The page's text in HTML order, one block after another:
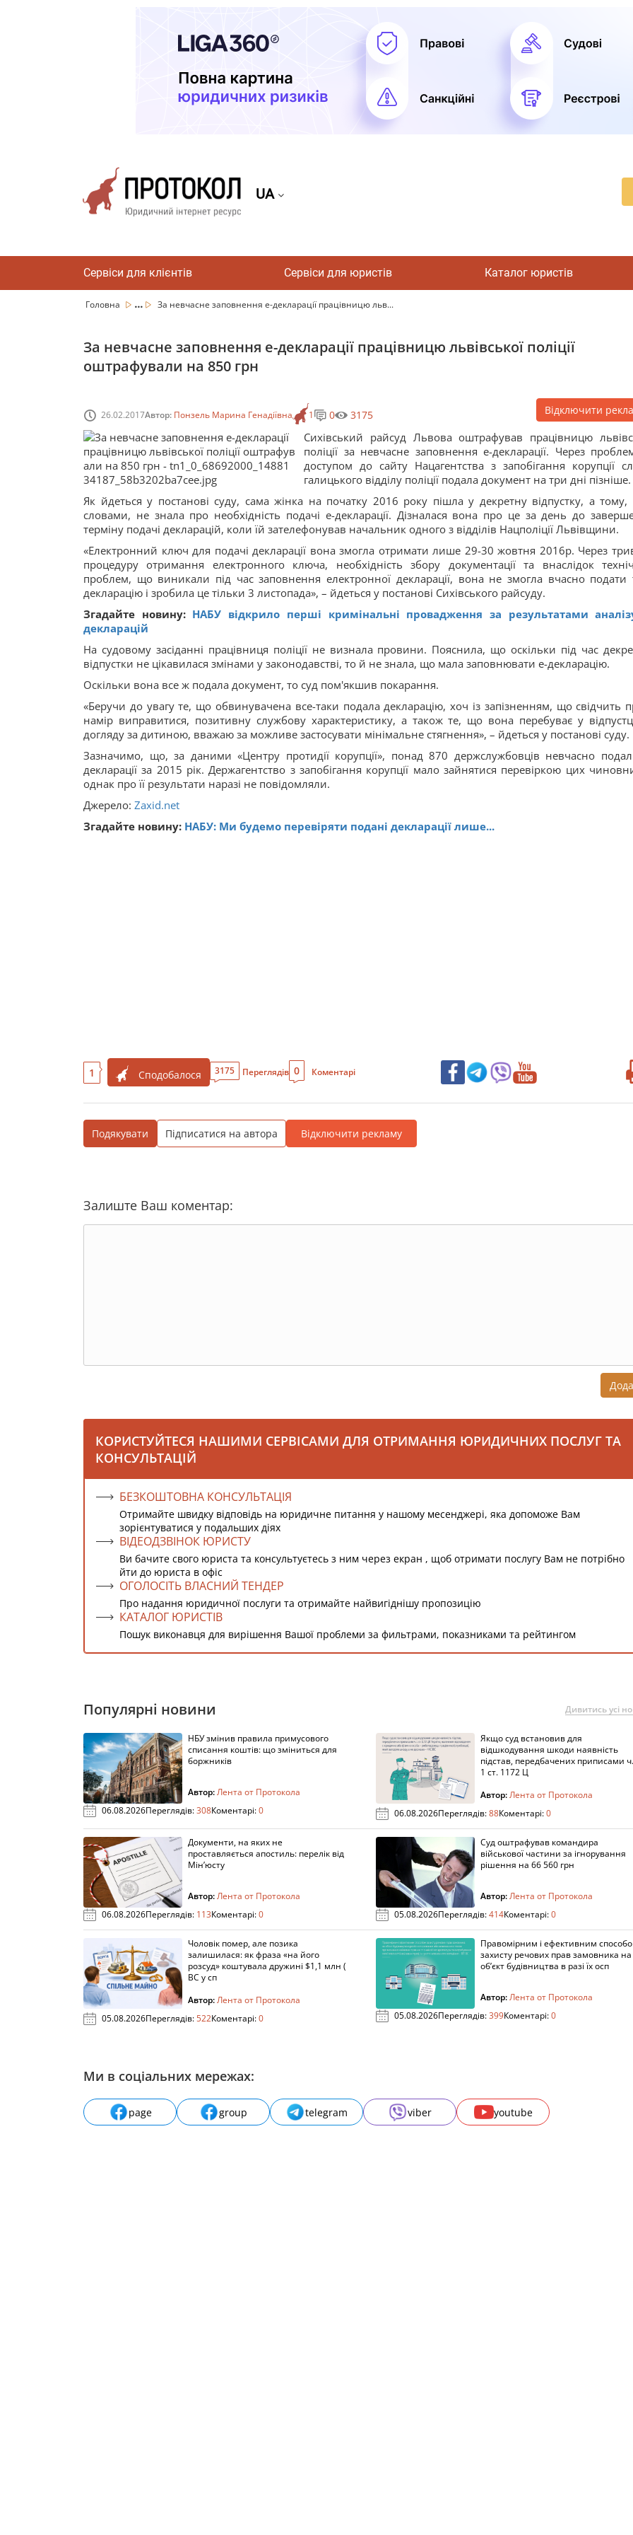
UA
Сервіси для клієнтів Сервіси для юристів Каталог юристів
Головна ... За невчасне заповнення е-декларації працівницю льв...
За невчасне заповнення е-декларації працівницю львівської поліції
оштрафували на 850 грн
26.02.2017Автор: Понзель Марина Генадіївна 1 0 3175 Відключити
Сихівський райсуд Львова оштрафував працівницю
поліції за невчасне заповнення е-декларації. Через
доступом до сайту Нацагентства з запобігання корупції
галицького відділу поліції подала документ на три дні пізніше.
Як йдеться у постанові суду, сама жінка на початку 2016 року пішла у декретну відпустку, а тому,
словами, не знала про необхідність подачі е-декларації. Дізналася вона про це за день до
терміну подачі декларацій, коли їй зателефонував начальник одного з відділів Нацполіції Львівщини.
«Електронний ключ для подачі декларації вона змогла отримати лише 29-30 жовтня 2016р. Через
процедуру отримання електронного ключа, необхідність збору документації та внаслідок
проблем, що виникали під час заповнення електронної декларації, вона не змогла вчасно подати
декларацію і зробила це тільки 3 листопада», – йдеться у постанові Сихівського райсуду.
Згадайте новину: НАБУ відкрило перші кримінальні провадження за результатами
декларацій
На судовому засіданні працівниця поліції не визнала провини. Пояснила, що оскільки під час
відпустки не цікавилася змінами у законодавстві, то й не знала, що мала заповнювати е-декларацію.
Оскільки вона все ж подала документ, то суд пом'якшив покарання.
«Беручи до увагу те, що обвинувачена все-таки подала декларацію, хоч із запізненням, що свідчить
намір виправитися, позитивну службову характеристику, а також те, що вона перебуває у
догляду за дитиною, вважаю за можливе застосувати мінімальне стягнення», – йдеться у постанові суду.
Зазначимо, що, за даними «Центру протидії корупції», понад 870 держслужбовців невчасно
декларації за 2015 рік. Держагентство з запобігання корупції мало зайнятися перевіркою цих
однак про її результати наразі не повідомляли.
Джерело: Zaxid.net
Згадайте новину: НАБУ: Ми будемо перевіряти подані декларації лише...
1 Сподобалося 3175 Переглядів 0 Коментарі
Подякувати Підписатися на автора Відключити рекламу
Залиште Ваш коментар:
КОРИСТУЙТЕСЯ НАШИМИ СЕРВІСАМИ ДЛЯ ОТРИМАННЯ ЮРИДИЧНИХ ПОСЛУГ ТА
КОНСУЛЬТАЦІЙ
БЕЗКОШТОВНА КОНСУЛЬТАЦІЯ
Отримайте швидку відповідь на юридичне питання у нашому месенджері, яка допоможе Вам
зорієнтуватися у подальших діях
ВІДЕОДЗВІНОК ЮРИСТУ
Ви бачите свого юриста та консультуєтесь з ним через екран , щоб отримати послугу Вам не потрібно
йти до юриста в офіс
ОГОЛОСІТЬ ВЛАСНИЙ ТЕНДЕР
Про надання юридичної послуги та отримайте найвигіднішу пропозицію
КАТАЛОГ ЮРИСТІВ
Пошук виконавця для вирішення Вашої проблеми за фильтрами, показниками та рейтингом
Популярні новини Дивитись усі
НБУ змінив правила примусового
списання коштів: що зміниться для
боржників
Автор:Лента от Протокола
06.08.2026Переглядів:308Коментарі:0
Якщо суд встановив для
відшкодування шкоди наявність
підстав, передбачених приписами ч.
1 ст. 1172 Ц
Автор:Лента от Протокола
06.08.2026Переглядів:88Коментарі:0
Документи, на яких не
проставляється апостиль: перелік від
Мін’юсту
Автор:Лента от Протокола
06.08.2026Переглядів: 113Коментарі:0
Суд оштрафував командира
військової частини за ігнорування
рішення на 66 560 грн
Автор:Лента от Протокола
05.08.2026Переглядів:414Коментарі:0
Чоловік помер, але позика
залишилася: як фраза «на його
розсуд» коштувала дружині $1,1 млн (
ВС у сп
Автор:Лента от Протокола
05.08.2026Переглядів:522Коментарі:0
Правомірним і ефективним
захисту речових прав замовника на
об’єкт будівництва в разі їх осп
Автор:Лента от Протокола
05.08.2026Переглядів:399Коментарі:0
Ми в соціальних мережах:
page group telegram viber youtube